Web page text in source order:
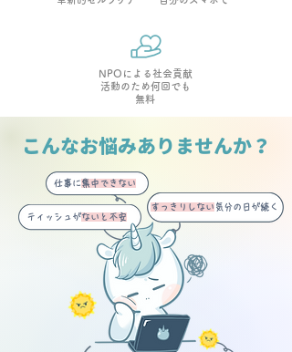
NPOによる社会貢献
活動のため何回でも
無料
こんなお悩みありませんか？
仕事に 集中できない
すっきりしない 気分の日が続く
ティッシュがないと不安